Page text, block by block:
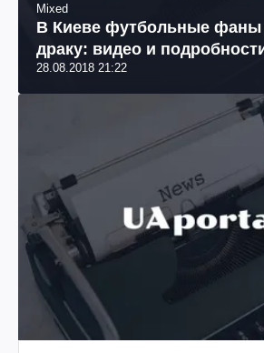
Mixed
В Киеве футбольные фаны
драку: видео и
28.08.2018 21:22